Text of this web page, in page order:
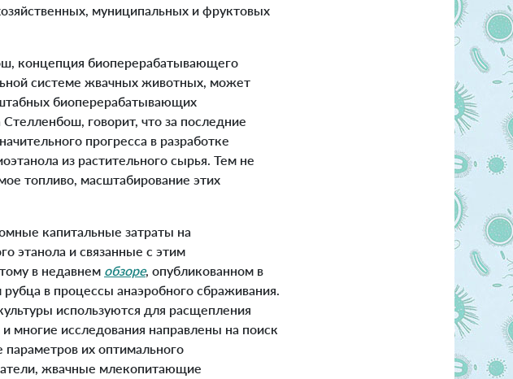
муниципальных и фруктовых
концепция биоперерабатывающего
системе жвачных животных, может
биоперерабатывающих
говорит, что за последние
прогресса в разработке
из растительного сырья. Тем не
топливо, масштабирование этих
капитальные затраты на
этанола и связанные с этим
в недавнем обзоре, опубликованном в
в процессы анаэробного сбраживания.
используются для расщепления
многие исследования направлены на поиск
их оптимального
жвачные млекопитающие